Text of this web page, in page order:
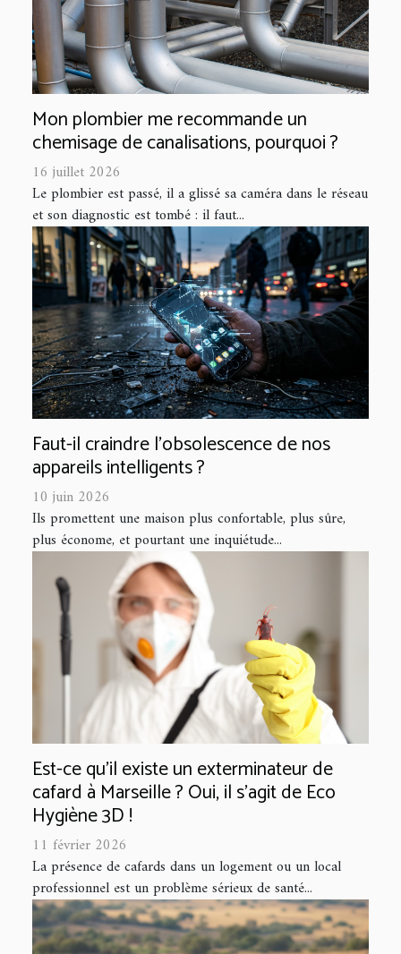
Mon plombier me recommande un
chemisage de canalisations, pourquoi ?
16 juillet 2026
Le plombier est passé, il a glissé sa caméra dans le réseau
et son diagnostic est tombé : il faut...
Faut-il craindre l’obsolescence de nos
appareils intelligents ?
10 juin 2026
Ils promettent une maison plus confortable, plus sûre,
plus économe, et pourtant une inquiétude...
Est-ce qu’il existe un exterminateur de
cafard à Marseille ? Oui, il s'agit de Eco
Hygiène 3D !
11 février 2026
La présence de cafards dans un logement ou un local
professionnel est un problème sérieux de santé...